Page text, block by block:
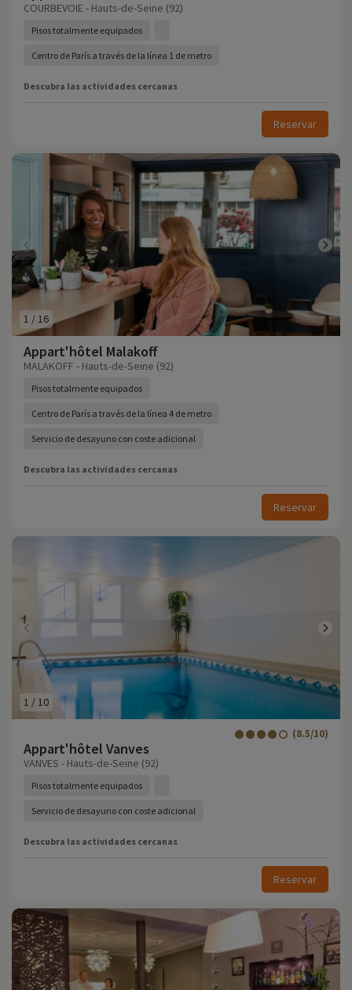
COURBEVOIE - Hauts-de-Seine (92)
Pisos totalmente equipados
Centro de París a través de la línea 1 de metro
Descubra las actividades cercanas
Reservar
1 /16
Appart'hôtel Malakoff
MALAKOFF - Hauts-de-Seine (92)
Pisos totalmente equipados
Centro de París a través de la línea 4 de metro
Servicio de desayuno con coste adicional
Descubra las actividades cercanas
Reservar
1 / 10
Appart'hôtel Vanves
(8.5/10)
VANVES - Hauts-de-Seine (92)
Pisos totalmente equipados
Servicio de desayuno con coste adicional
Descubra las actividades cercanas
Reservar